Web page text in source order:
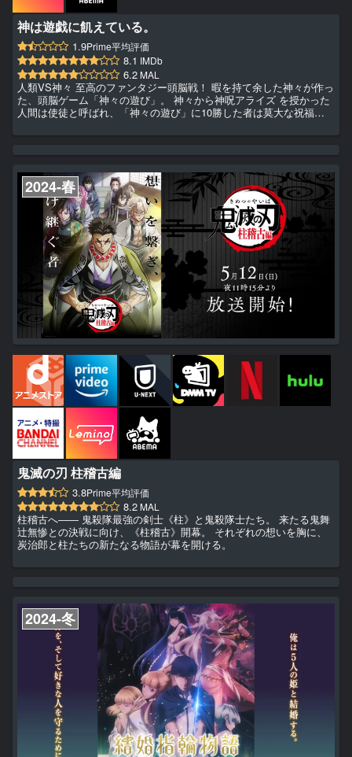
神は遊戯に飢えている。
1.9Prime平均評価
8.1 IMDb
6.2 MAL
人類VS神々 至高のファンタジー頭脳戦！ 暇を持て余した神々が作っ
た、頭脳ゲーム「神々の遊び」。 神々から神呪アライズ を授かった
人間は使徒と呼ばれ、「神々の遊び」に10勝した者は莫大な祝福を
まぐれで、理不尽で、たまに理解不能だから。 永き眠りから目を覚
して指名されたのは、ゲームをこよなく愛す少年・フェイ。 彼...
2024-春
鬼滅の刃 柱稽古編
3.8Prime平均評価
8.2 MAL
柱稽古へ―― 鬼殺隊最強の剣士《柱》と鬼殺隊士たち。 来たる鬼舞
辻󠄀無惨との決戦に向け、《柱稽古》開幕。 それぞれの想いを胸に、
炭治郎と柱たちの新たなる物語が幕を開ける。
2024-冬